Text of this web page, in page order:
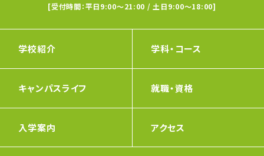
[受付時間：平日9:00〜21:00 / 土日9:00〜18:00]
学校紹介 学科・コース
キャンパスライフ 就職・資格
入学案内 アクセス